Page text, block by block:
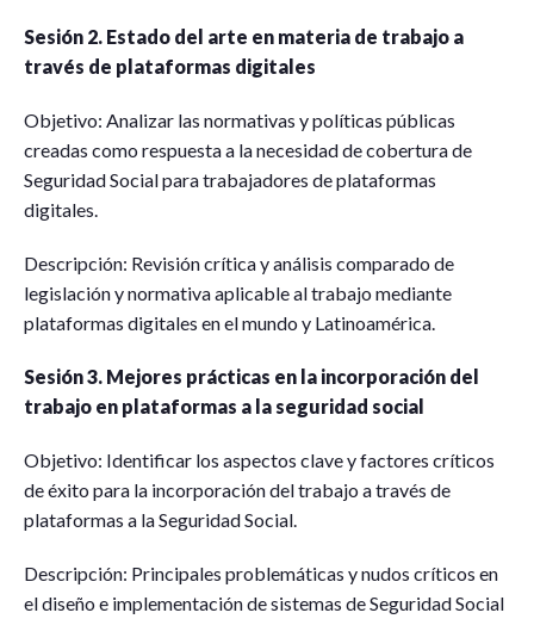
Sesión 2. Estado del arte en materia de trabajo a
través de plataformas digitales
Objetivo: Analizar las normativas y políticas públicas
creadas como respuesta a la necesidad de cobertura de
Seguridad Social para trabajadores de plataformas
digitales.
Descripción: Revisión crítica y análisis comparado de
legislación y normativa aplicable al trabajo mediante
plataformas digitales en el mundo y Latinoamérica.
Sesión 3. Mejores prácticas en la incorporación del
trabajo en plataformas a la seguridad social
Objetivo: Identificar los aspectos clave y factores críticos
de éxito para la incorporación del trabajo a través de
plataformas a la Seguridad Social.
Descripción: Principales problemáticas y nudos críticos en
el diseño e implementación de sistemas de Seguridad Social